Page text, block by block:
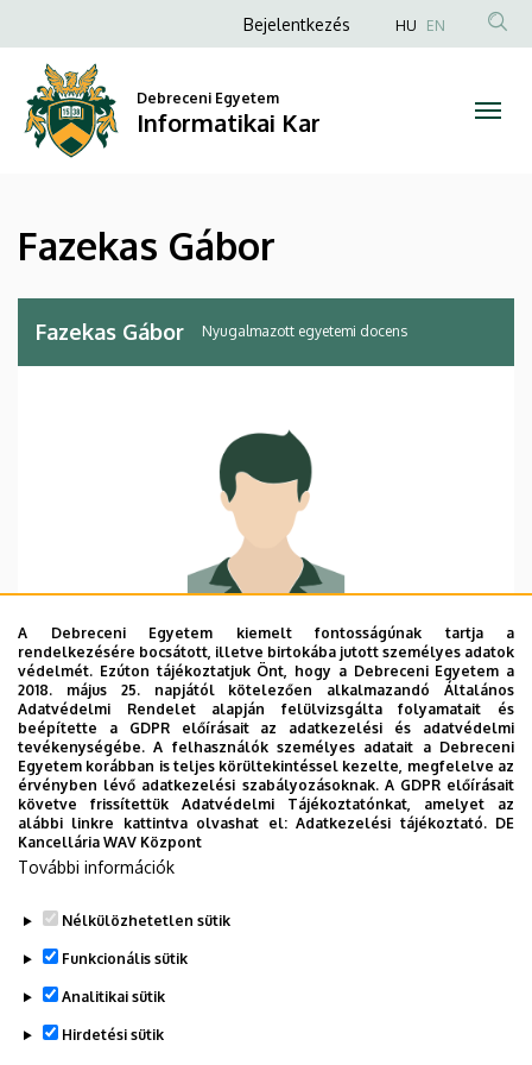
Gábor
Informatikai
a
tartalomra
Anonim
fiók
menüje
Bejelentkezés HU EN
Debreceni Egyetem
Informatikai Kar
Fazekas Gábor
Fazekas Gábor Nyugalmazott egyetemi docens
Szervezeti egység
Információ Technológia
Tanszék
Központi telefonszám +36 52 512 900 75330
E-mail cím fazekas.gabor@inf.unideb.hu
Cím 4028 Debrecen, Kassai út 26.
Épület
A Debreceni Egyetem kiemelt fontosságúnak tartja a
rendelkezésére bocsátott, illetve birtokába jutott személyes adatok
védelmét. Ezúton tájékoztatjuk Önt, hogy a Debreceni Egyetem a
2018. május 25. napjától kötelezően alkalmazandó Általános
Adatvédelmi Rendelet alapján felülvizsgálta folyamatait és
beépítette a GDPR előírásait az adatkezelési és adatvédelmi
tevékenységébe. A felhasználók személyes adatait a Debreceni
Egyetem korábban is teljes körültekintéssel kezelte, megfelelve az
érvényben lévő adatkezelési szabályozásoknak. A GDPR előírásait
követve frissítettük Adatvédelmi Tájékoztatónkat, amelyet az
alábbi linkre kattintva olvashat el:Adatkezelési tájékoztató. DE
Kancellária WAV Központ
További információk
Nélkülözhetetlen sütik
Funkcionális sütik
Analitikai sütik
Hirdetési sütik